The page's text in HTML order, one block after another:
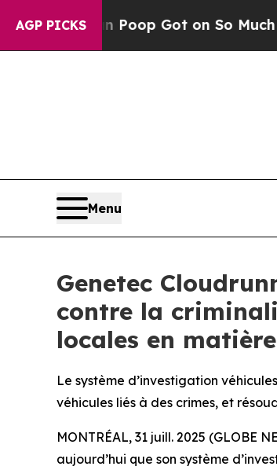
AGP PICKS
Poop Got on So Much Lettuce
Menu
Genetec
contre la
locales en
Le système d’investigation
véhicules liés à des crimes, et
MONTRÉAL, 31 juill. 2025 (GLOBE
aujourd’hui que son système